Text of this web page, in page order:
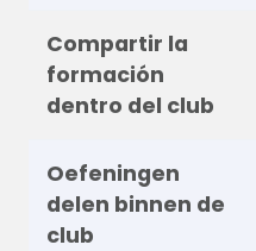
Compartir la
formación
dentro del club
Oefeningen
delen binnen de
club